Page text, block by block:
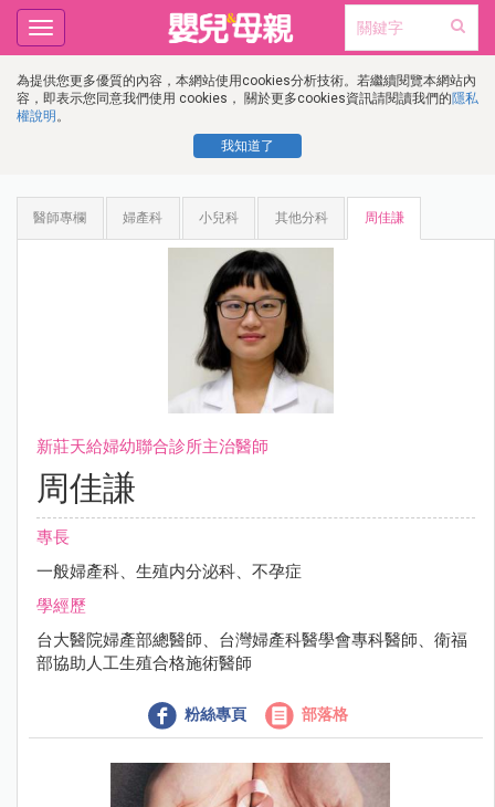
為提供您更多優質的內容，本網站使用cookies分析技術。若繼續閱覽本網站內
容，即表示您同意我們使用 cookies， 關於更多cookies資訊請閱讀我們的隱私
權說明 。
我知道了
Toggle
navigation
醫師專欄 婦產科 小兒科 其他分科 周佳謙
新莊天給婦幼聯合診所主治醫師
周佳謙
專長
一般婦產科、生殖内分泌科、不孕症
學經歷
台大醫院婦產部總醫師、台灣婦產科醫學會專科醫師、衛福
部協助人工生殖合格施術醫師
粉絲專頁 部落格